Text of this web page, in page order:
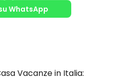
WhatsApp
Vacanze in Italia: